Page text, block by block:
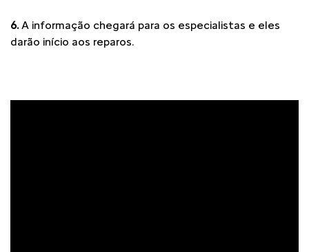
6.A informação chegará para os especialistas e eles
darão início aos reparos.